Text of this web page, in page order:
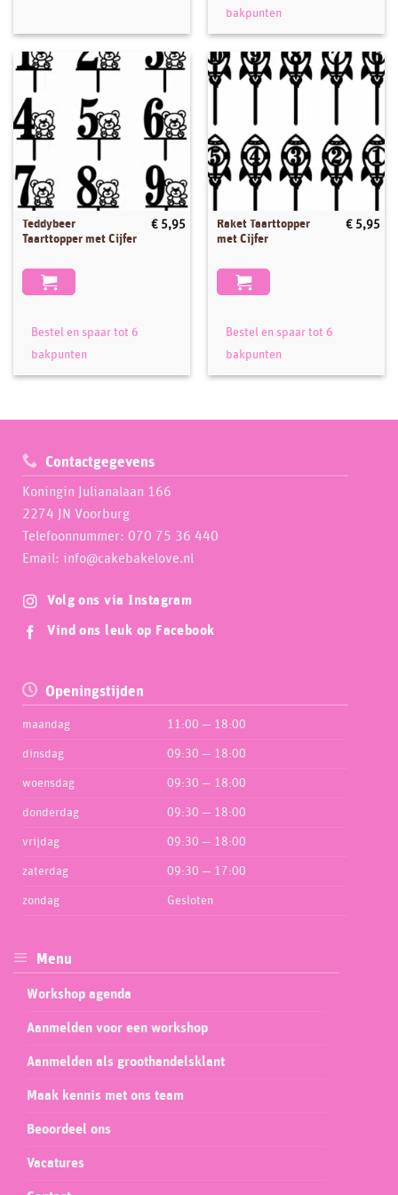
de
bakpunten
gekozen
de
productpagina
Teddybeer
Taarttopper met Cijfer
€ 5,95
Bestel en spaar tot 6
bakpunten
Dit
product
meerdere
optie
kan
gekozen
productpagina
Raket Taarttopper
met Cijfer
€ 5,95
Bestel en spaar tot 6
bakpunten
Dit
product
meerdere
optie
kan
gekozen
Contactgegevens
Koningin Julianalaan 166
2274 JN Voorburg
Telefoonnummer: 070 75 36 440
Email: info@cakebakelove.nl
Volg ons via Instagram
Vind ons leuk op Facebook
Openingstijden
maandag 11:00 — 18:00
dinsdag 09:30 — 18:00
woensdag 09:30 — 18:00
donderdag 09:30 — 18:00
vrijdag 09:30 — 18:00
zaterdag 09:30 — 17:00
zondag Gesloten
Menu
Workshop agenda
Aanmelden voor een workshop
Aanmelden als groothandelsklant
Maak kennis met ons team
Beoordeel ons
Vacatures